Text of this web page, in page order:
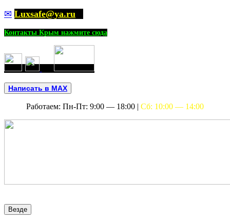
✉ Luxsafe@ya.ru
Контакты Крым нажмите сюда
Написать в MAX
Работаем: Пн-Пт: 9:00 — 18:00 | Сб: 10:00 — 14:00
Везде